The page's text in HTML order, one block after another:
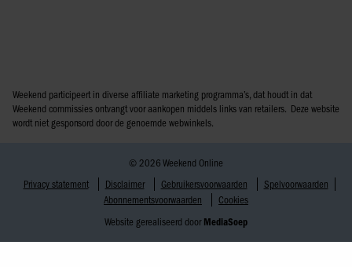
Weekend participeert in diverse affiliate marketing programma’s, dat houdt in dat
Weekend commissies ontvangt voor aankopen middels links van retailers. Deze website
wordt niet gesponsord door de genoemde webwinkels.
© 2026 Weekend Online
Privacy statement
Disclaimer Gebruikersvoorwaarden
Spelvoorwaarden
Abonnementsvoorwaarden
Cookies
Website gerealiseerd door MediaSoep